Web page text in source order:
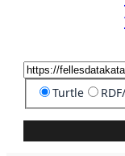
Turtle